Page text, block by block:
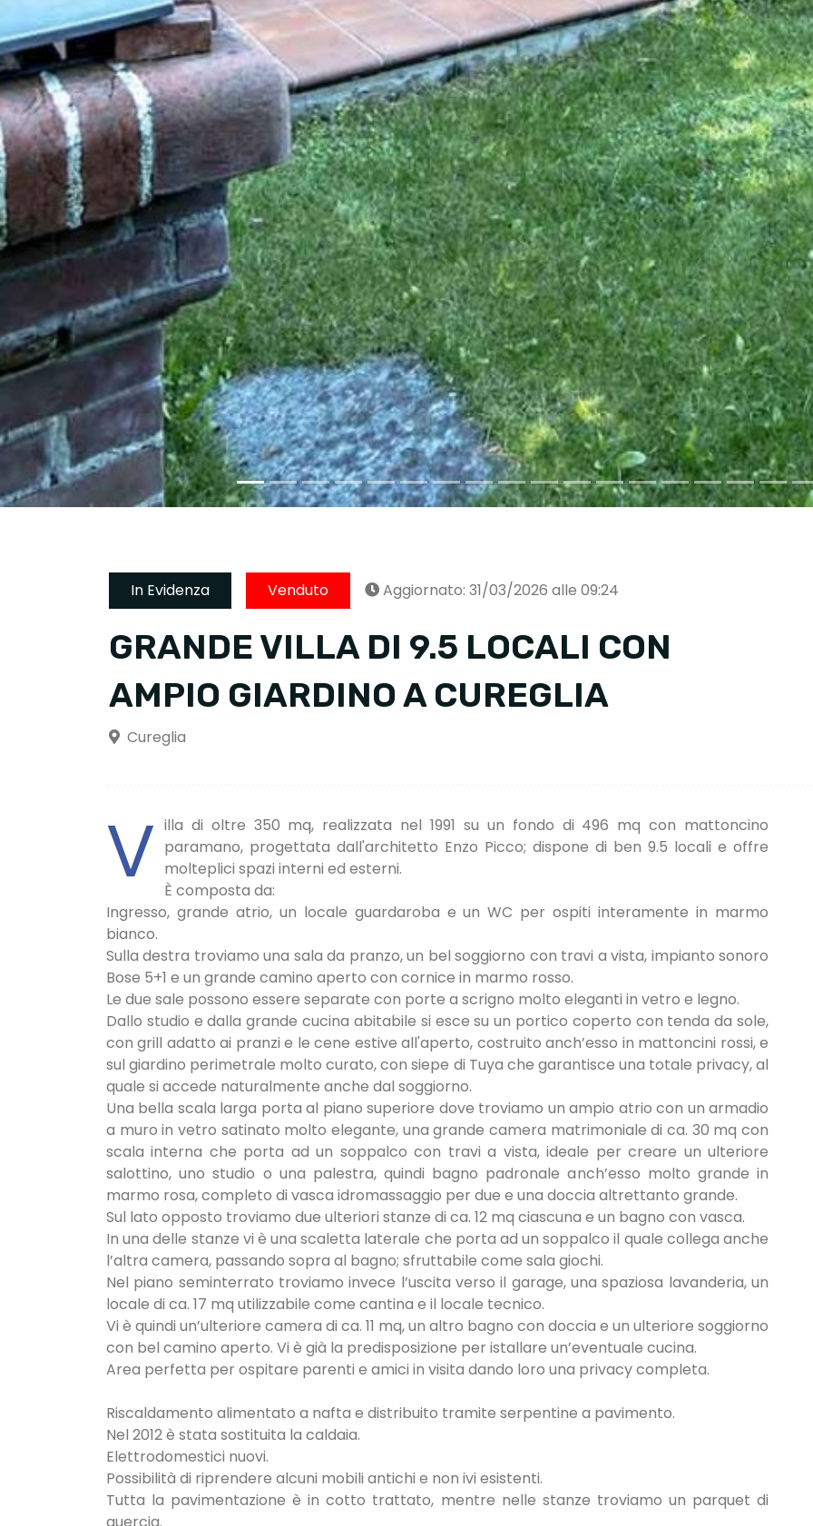
In Evidenza Venduto Aggiornato: 31/03/2026 alle 09:24
GRANDE VILLA DI 9.5 LOCALI CON
AMPIO GIARDINO A CUREGLIA
Cureglia
V illa di oltre 350 mq, realizzata nel 1991 su un fondo di 496 mq con mattoncino
paramano, progettata dall'architetto Enzo Picco; dispone di ben 9.5 locali e offre
molteplici spazi interni ed esterni.
È composta da:
Ingresso, grande atrio, un locale guardaroba e un WC per ospiti interamente in marmo
bianco.
Sulla destra troviamo una sala da pranzo, un bel soggiorno con travi a vista, impianto sonoro
Bose 5+1 e un grande camino aperto con cornice in marmo rosso.
Le due sale possono essere separate con porte a scrigno molto eleganti in vetro e legno.
Dallo studio e dalla grande cucina abitabile si esce su un portico coperto con tenda da sole,
con grill adatto ai pranzi e le cene estive all'aperto, costruito anch’esso in mattoncini rossi, e
sul giardino perimetrale molto curato, con siepe di Tuya che garantisce una totale privacy, al
quale si accede naturalmente anche dal soggiorno.
Una bella scala larga porta al piano superiore dove troviamo un ampio atrio con un armadio
a muro in vetro satinato molto elegante, una grande camera matrimoniale di ca. 30 mq con
scala interna che porta ad un soppalco con travi a vista, ideale per creare un ulteriore
salottino, uno studio o una palestra, quindi bagno padronale anch’esso molto grande in
marmo rosa, completo di vasca idromassaggio per due e una doccia altrettanto grande.
Sul lato opposto troviamo due ulteriori stanze di ca. 12 mq ciascuna e un bagno con vasca.
In una delle stanze vi è una scaletta laterale che porta ad un soppalco il quale collega anche
l’altra camera, passando sopra al bagno; sfruttabile come sala giochi.
Nel piano seminterrato troviamo invece l’uscita verso il garage, una spaziosa lavanderia, un
locale di ca. 17 mq utilizzabile come cantina e il locale tecnico.
Vi è quindi un’ulteriore camera di ca. 11 mq, un altro bagno con doccia e un ulteriore soggiorno
con bel camino aperto. Vi è già la predisposizione per istallare un’eventuale cucina.
Area perfetta per ospitare parenti e amici in visita dando loro una privacy completa.
Riscaldamento alimentato a nafta e distribuito tramite serpentine a pavimento.
Nel 2012 è stata sostituita la caldaia.
Elettrodomestici nuovi.
Possibilità di riprendere alcuni mobili antichi e non ivi esistenti.
Tutta la pavimentazione è in cotto trattato, mentre nelle stanze troviamo un parquet di
quercia.